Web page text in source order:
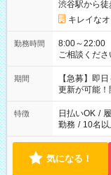
渋谷駅から徒
キレイな
勤務時間
8:00～22:00
ご相談くださ
期間
【急募】即
更新が可能！
特徴 日払いOK /
勤務 / 10名
気になる！